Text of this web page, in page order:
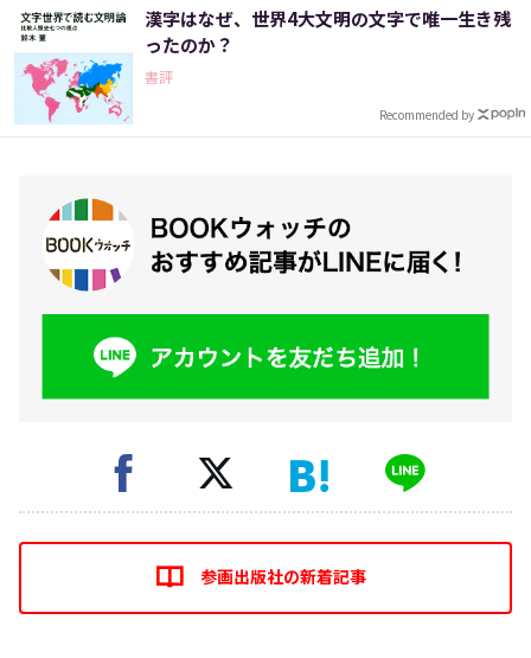
漢字はなぜ、世界4大文明の文字で唯一生き残
ったのか？
書評
Recommended by
参画出版社の新着記事